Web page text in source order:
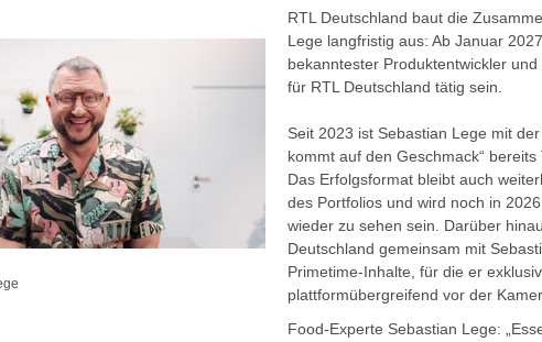
RTL Deutschland baut die
Lege langfristig aus: Ab Januar
bekanntester Produktentwickler
für RTL Deutschland tätig sein.
Seit 2023 ist Sebastian Lege mit
kommt auf den Geschmack“ bereits
Das Erfolgsformat bleibt auch
des Portfolios und wird noch in
wieder zu sehen sein. Darüber
Deutschland gemeinsam mit
Primetime-Inhalte, für die er
plattformübergreifend vor der
Food-Experte Sebastian Lege: